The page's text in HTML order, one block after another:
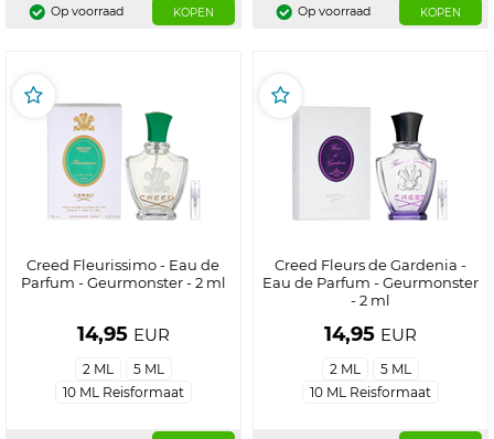
Op voorraad KOPEN Op voorraad KOPEN
Creed Fleurissimo - Eau de
Parfum - Geurmonster - 2 ml
14,95 EUR
2 ML
5 ML
10 ML Reisformaat
Creed Fleurs de Gardenia -
Eau de Parfum - Geurmonster
- 2 ml
14,95 EUR
2 ML
5 ML
10 ML Reisformaat